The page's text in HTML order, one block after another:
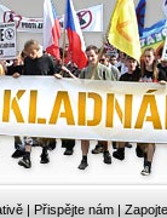
| Přispějte nám |